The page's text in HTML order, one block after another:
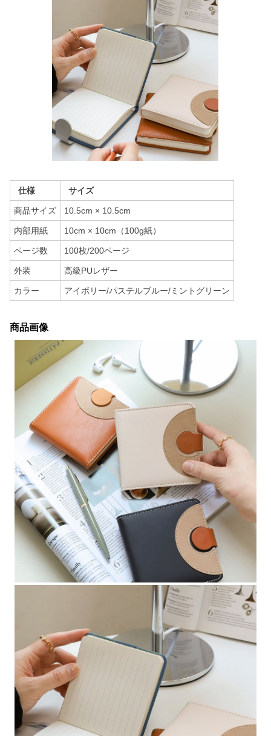
仕様 サイズ
商品サイズ 10.5cm × 10.5cm
内部用紙 10cm × 10cm（100g紙）
ページ数 100枚/200ページ
外装 高級PUレザー
カラー アイボリー/パステルブルー/ミントグリーン
商品画像